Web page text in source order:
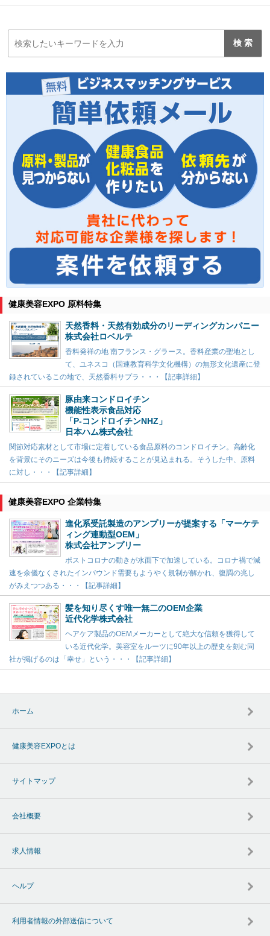
健康美容EXPO 原料特集
天然香料・天然有効成分のリーディングカンパニー
株式会社ロベルテ
香料発祥の地 南フランス・グラース。香料産業の聖地とし
て、ユネスコ（国連教育科学文化機構）の無形文化遺産に登
録されているこの地で、天然香料サプラ・・・【記事詳細】
豚由来コンドロイチン
機能性表示食品対応
「P-コンドロイチンNHZ」
日本ハム株式会社
関節対応素材として市場に定着している食品原料のコンドロイチン。高齢化
を背景にそのニーズは今後も持続することが見込まれる。そうした中、原料
に対し・・・【記事詳細】
健康美容EXPO 企業特集
進化系受託製造のアンプリーが提案する「マーケテ
ィング連動型OEM」
株式会社アンプリー
ポストコロナの動きが水面下で加速している。コロナ禍で減
速を余儀なくされたインバウンド需要もようやく規制が解かれ、復調の兆し
がみえつつある・・・【記事詳細】
髪を知り尽くす唯一無二のOEM企業
近代化学株式会社
ヘアケア製品のOEMメーカーとして絶大な信頼を獲得して
いる近代化学。美容室をルーツに90年以上の歴史を刻む同
社が掲げるのは「幸せ」という・・・【記事詳細】
ホーム
健康美容EXPOとは
サイトマップ
会社概要
求人情報
ヘルプ
利用者情報の外部送信について